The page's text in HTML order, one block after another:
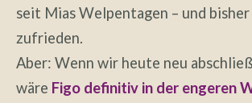
seit Mias Welpentagen – und
zufrieden.
Aber: Wenn wir heute neu
wäre Figo definitiv in der engeren